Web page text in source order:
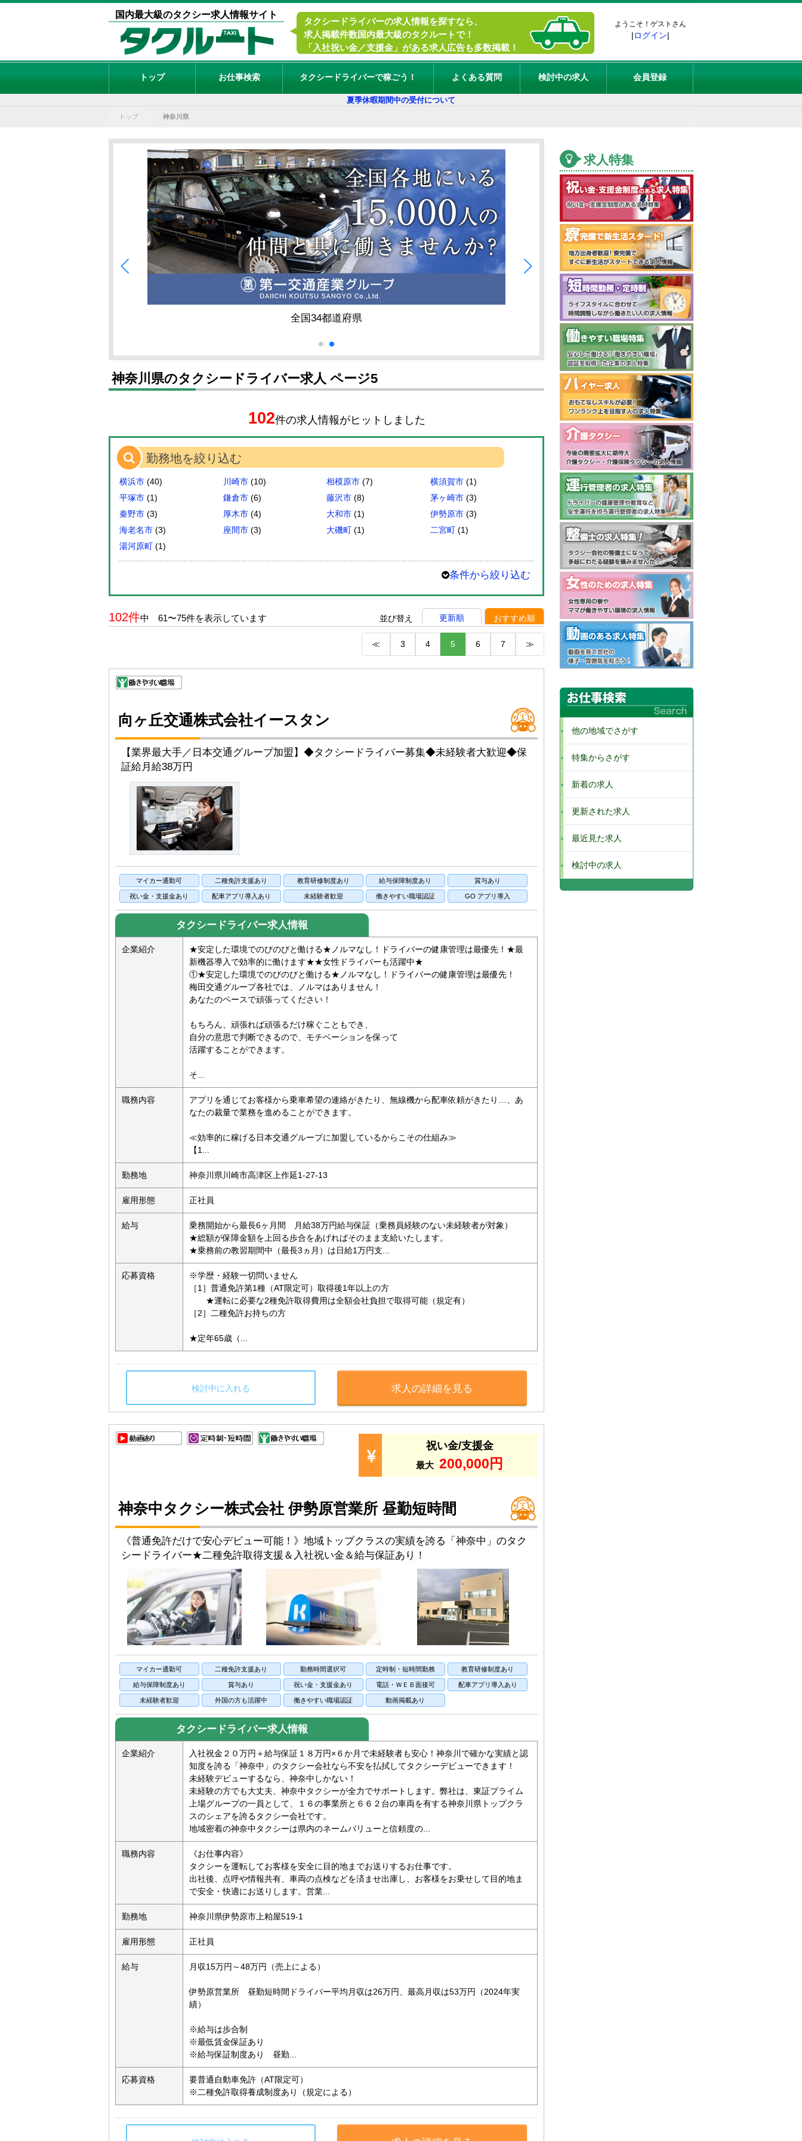
国内最大級のタクシー求人情報サイト
タクシードライバーの求人情報を探すなら、
求人掲載件数国内最大級のタクルートで！
「入社祝い金／支援金」がある求人広告も多数掲載！
ようこそ！ゲストさん
|ログイン|
トップ お仕事検索 タクシードライバーで稼ごう！ よくある質問 検討中の求人 会員登録
夏季休暇期間中の受付について
トップ 神奈川県
東京都 / 神奈川県
神奈川県のタクシードライバー求人 ページ5
102件の求人情報がヒットしました
勤務地を絞り込む
横浜市 (40) 川崎市 (10) 相模原市 (7) 横須賀市 (1)
平塚市 (1) 鎌倉市 (6) 藤沢市 (8) 茅ヶ崎市 (3)
秦野市 (3) 厚木市 (4) 大和市 (1) 伊勢原市 (3)
海老名市 (3) 座間市 (3) 大磯町 (1) 二宮町 (1)
湯河原町 (1)
条件から絞り込む
102件中 61〜75件を表示しています 並び替え 更新順 おすすめ順
≪ 3 4 5 6 7 ≫
向ヶ丘交通株式会社イースタン
【業界最大手／日本交通グループ加盟】◆タクシードライバー募集◆未経験者大歓迎◆保
証給月給38万円
マイカー通勤可 二種免許支援あり 教育研修制度あり 給与保障制度あり 賞与あり
祝い金・支援金あり 配車アプリ導入あり 未経験者歓迎 働きやすい職場認証 GO アプリ導入
タクシードライバー求人情報
企業紹介
★安定した環境でのびのびと働ける★ノルマなし！ドライバーの健康管理は最優先！★最
新機器導入で効率的に働けます★★女性ドライバーも活躍中★
①★安定した環境でのびのびと働ける★ノルマなし！ドライバーの健康管理は最優先！
梅田交通グループ各社では、ノルマはありません！
あなたのペースで頑張ってください！
もちろん、頑張れば頑張るだけ稼ぐこともでき、
自分の意思で判断できるので、モチベーションを保って
活躍することができます。
そ...
職務内容
アプリを通じてお客様から乗車希望の連絡がきたり、無線機から配車依頼がきたり…、あ
なたの裁量で業務を進めることができます。
≪効率的に稼げる日本交通グループに加盟しているからこその仕組み≫
【1...
勤務地 神奈川県川崎市高津区上作延1-27-13
雇用形態 正社員
給与
乗務開始から最長6ヶ月間 月給38万円給与保証（乗務員経験のない未経験者が対象）
★総額が保障金額を上回る歩合をあげればそのまま支給いたします。
★乗務前の教習期間中（最長3ヵ月）は日給1万円支...
応募資格
※学歴・経験一切問いません
［1］普通免許第1種（AT限定可）取得後1年以上の方
★運転に必要な2種免許取得費用は全額会社負担で取得可能（規定有）
［2］二種免許お持ちの方
★定年65歳（...
検討中に入れる 求人の詳細を見る
祝い金/支援金
最大 200,000円
神奈中タクシー株式会社 伊勢原営業所 昼勤短時間
《普通免許だけで安心デビュー可能！》地域トップクラスの実績を誇る「神奈中」のタク
シードライバー★二種免許取得支援＆入社祝い金＆給与保証あり！
マイカー通勤可 二種免許支援あり 勤務時間選択可 定時制・短時間勤務 教育研修制度あり
給与保障制度あり 賞与あり 祝い金・支援金あり 電話・ＷＥＢ面接可 配車アプリ導入あり
未経験者歓迎 外国の方も活躍中 働きやすい職場認証 動画掲載あり
タクシードライバー求人情報
企業紹介
入社祝金２０万円＋給与保証１８万円×６か月で未経験者も安心！神奈川で確かな実績と認
知度を誇る「神奈中」のタクシー会社なら不安を払拭してタクシーデビューできます！
未経験デビューするなら、神奈中しかない！
未経験の方でも大丈夫、神奈中タクシーが全力でサポートします。弊社は、東証プライム
上場グループの一員として、１６の事業所と６６２台の車両を有する神奈川県トップクラ
スのシェアを誇るタクシー会社です。
地域密着の神奈中タクシーは県内のネームバリューと信頼度の...
職務内容
《お仕事内容》
タクシーを運転してお客様を安全に目的地までお送りするお仕事です。
出社後、点呼や情報共有、車両の点検などを済ませ出庫し、お客様をお乗せして目的地ま
で安全・快適にお送りします。営業...
勤務地 神奈川県伊勢原市上粕屋519-1
雇用形態 正社員
給与 月収15万円～48万円（売上による）
伊勢原営業所 昼勤短時間ドライバー平均月収は26万円、最高月収は53万円（2024年実
績）
※給与は歩合制
※最低賃金保証あり
※給与保証制度あり 昼勤...
応募資格
要普通自動車免許（AT限定可）
※二種免許取得養成制度あり（規定による）
求人特集
他の地域でさがす
特集からさがす
新着の求人
更新された求人
最近見た求人
検討中の求人